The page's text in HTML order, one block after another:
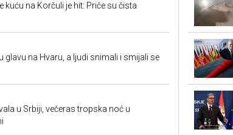
kuću na Korčuli je hit: Priče su čista
glavu na Hvaru, a ljudi snimali i smijali se
u Srbiji, večeras tropska noć u